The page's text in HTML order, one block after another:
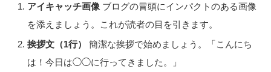
アイキャッチ画像 ブログの冒頭にインパクトのある画像
を添えましょう。これが読者の目を引きます。
挨拶文（1行）
簡潔な挨拶で始めましょう。「こんにち
は！今日は◯◯に行ってきました。」